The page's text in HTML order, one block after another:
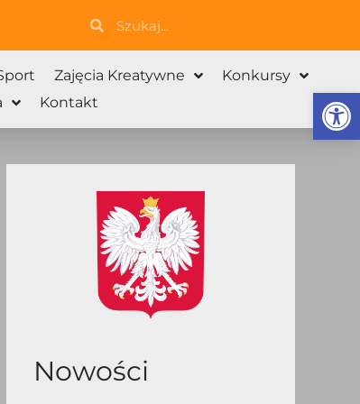
SzukajSzukaj
Zajęcia Kreatywne
Konkursy
Kontakt
Nowości